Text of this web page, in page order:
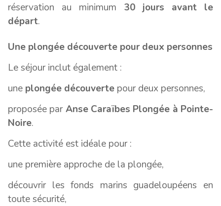
réservation au minimum 30 jours avant le
départ.
Une plongée découverte pour deux personnes
Le séjour inclut également :
une plongée découverte pour deux personnes,
proposée parAnse Caraïbes Plongée à Pointe-
Noire.
Cette activité est idéale pour :
une première approche de la plongée,
découvrir les fonds marins guadeloupéens en
toute sécurité,